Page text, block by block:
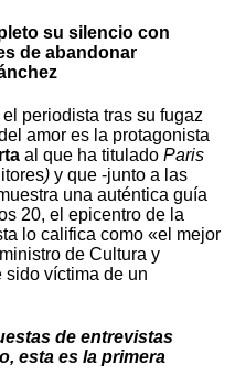
su silencio con
de abandonar
periodista tras su fugaz
amor es la protagonista
al que ha titulado Paris
) y que -junto a las
una auténtica guía
20, el epicentro de la
lo califica como «el mejor
de Cultura y
sido víctima de un
de entrevistas
esta es la primera